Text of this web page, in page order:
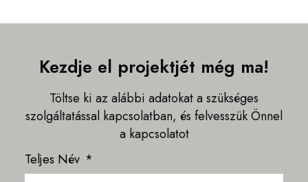
Kezdje el projektjét még ma!
Töltse ki az alábbi adatokat a szükséges
szolgáltatással kapcsolatban, és felvesszük Önnel
a kapcsolatot
Teljes Név